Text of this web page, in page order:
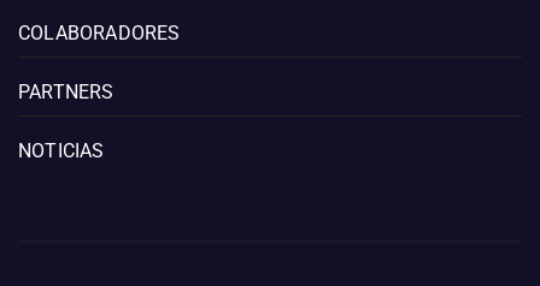
COLABORADORES
PARTNERS
NOTICIAS